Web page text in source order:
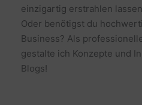
einzigartig erstrahlen lassen.
Oder benötigst du
Business? Als
gestalte ich Konzepte und
Blogs!